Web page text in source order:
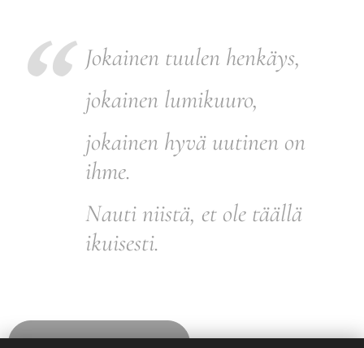
Jokainen tuulen henkäys,
jokainen lumikuuro,
jokainen hyvä uutinen on
ihme.
Nauti niistä, et ole täällä
ikuisesti.
24 Siksi